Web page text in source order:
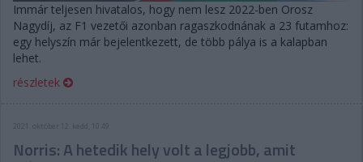
Immár teljesen hivatalos, hogy nem lesz 2022-ben Orosz
Nagydíj, az F1 vezetői azonban ragaszkodnának a 23 futamhoz:
egy helyszín már bejelentkezett, de több pálya is a kalapban
lehet.
részletek
2021. október 12. kedd, 10:49
Norris: A hetedik hely volt a legjobb, amit